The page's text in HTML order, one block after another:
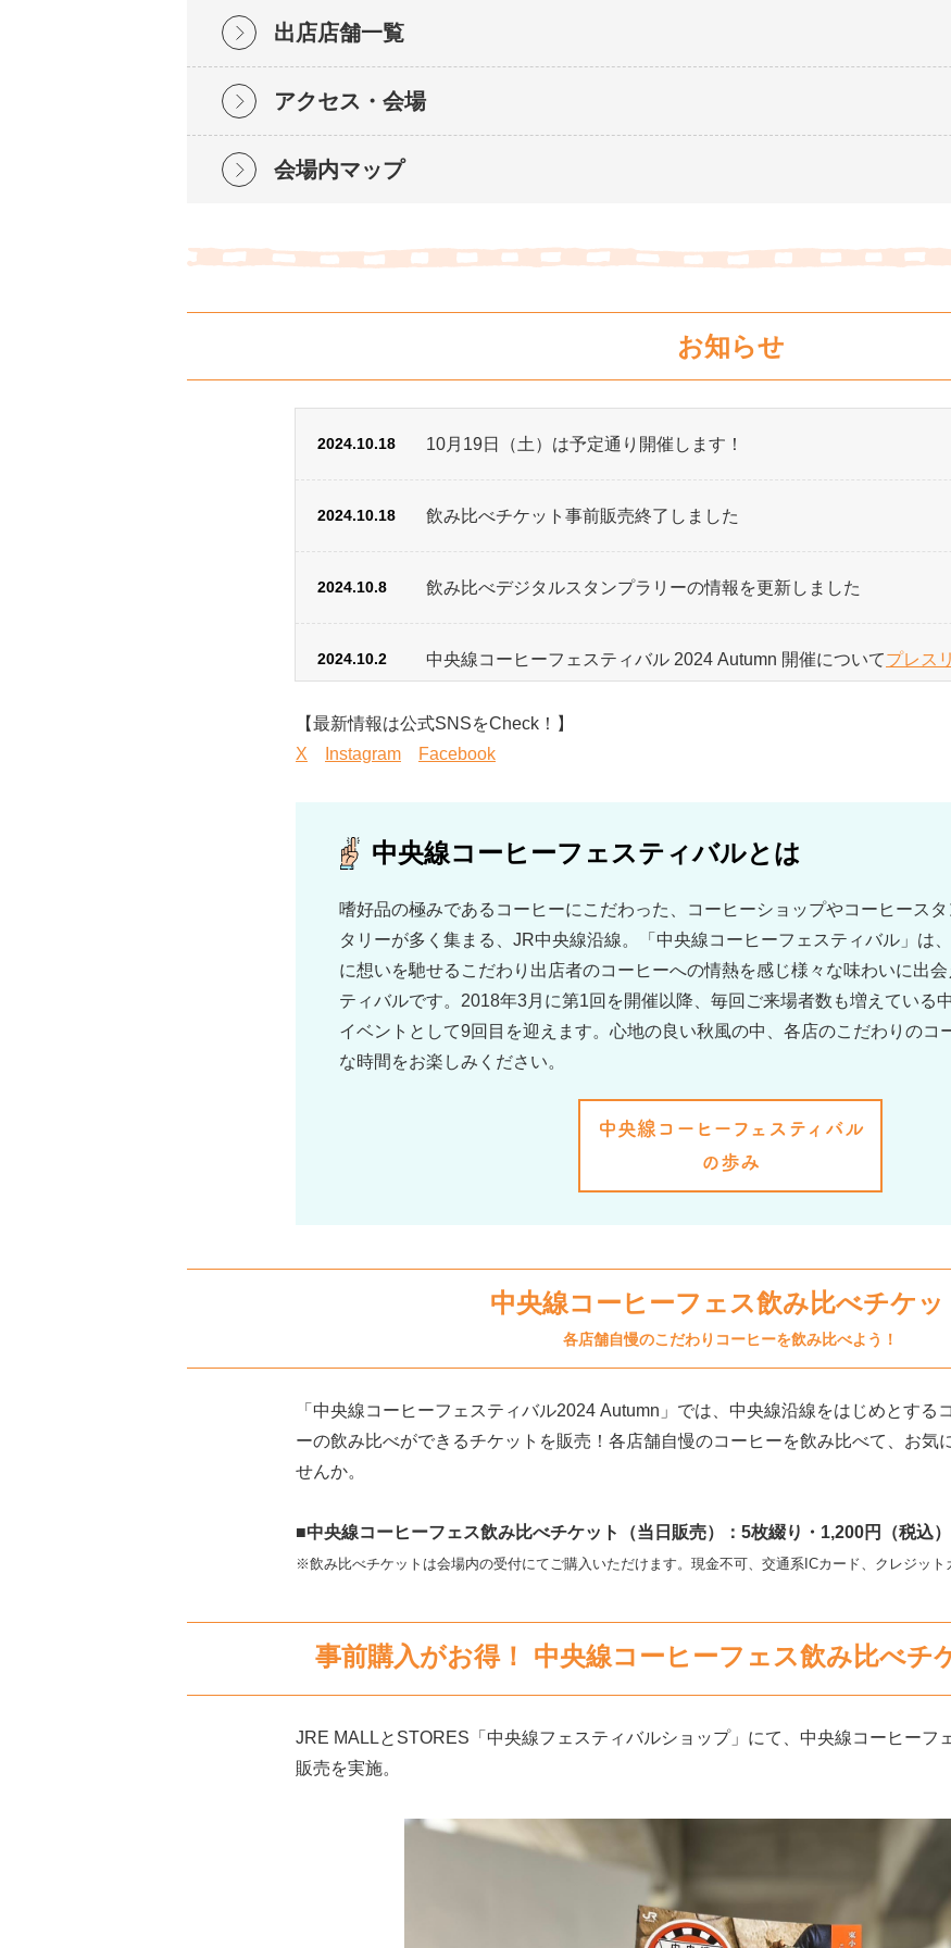
出店店舗一覧
アクセス・会場
会場内マップ
お知らせ
2024.10.18 10月19日（土）は予定通り開催します！
2024.10.18 飲み比べチケット事前販売終了しました
2024.10.8 飲み比べデジタルスタンプラリーの情報を更新しました
2024.10.2 中央線コーヒーフェスティバル 2024 Autumn 開催についてプレス
2024.10.2 中央線コーヒーフェスティバル 2024 Autumn 特設サイトを公開しま
【最新情報は公式SNSをCheck！】
X
Instagram Facebook
中央線コーヒーフェスティバルとは
嗜好品の極みであるコーヒーにこだわった、コーヒーショップやコーヒース
タリーが多く集まる、JR中央線沿線。「中央線コーヒーフェスティバル」は
に想いを馳せるこだわり出店者のコーヒーへの情熱を感じ様々な味わいに出
ティバルです。2018年3月に第1回を開催以降、毎回ご来場者数も増えている
イベントとして9回目を迎えます。心地の良い秋風の中、各店のこだわりのコ
な時間をお楽しみください。
中央線コーヒーフェスティバル
の歩み
中央線コーヒーフェス飲み比べチケッ
各店舗自慢のこだわりコーヒーを飲み比べよう！
「中央線コーヒーフェスティバル2024 Autumn」では、中央線沿線をはじめとする
ーの飲み比べができるチケットを販売！各店舗自慢のコーヒーを飲み比べて、お気
せんか。
■中央線コーヒーフェス飲み比べチケット（当日販売）：5枚綴り・1,200円（税込）
※飲み比べチケットは会場内の受付にてご購入いただけます。現金不可、交通系ICカード、クレジット
事前購入がお得！ 中央線コーヒーフェス飲み比べチ
JRE MALLとSTORES「中央線フェスティバルショップ」にて、中央線コーヒーフ
販売を実施。